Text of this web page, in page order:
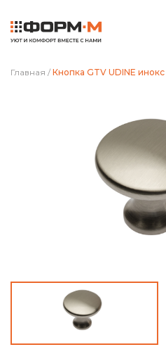
Главная / Кнопка GTV UDINE